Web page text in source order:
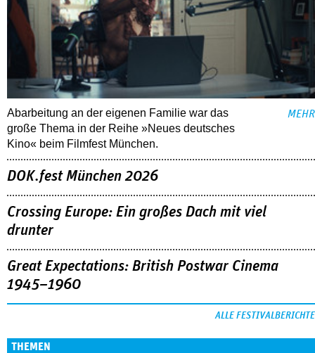
Abarbeitung an der eigenen Familie war das
große Thema in der Reihe »Neues deutsches
Kino« beim Filmfest München.
MEHR
DOK.fest München 2026
Crossing Europe: Ein großes Dach mit viel
drunter
Great Expectations: British Postwar Cinema
1945–1960
ALLE FESTIVALBERICHTE
THEMEN